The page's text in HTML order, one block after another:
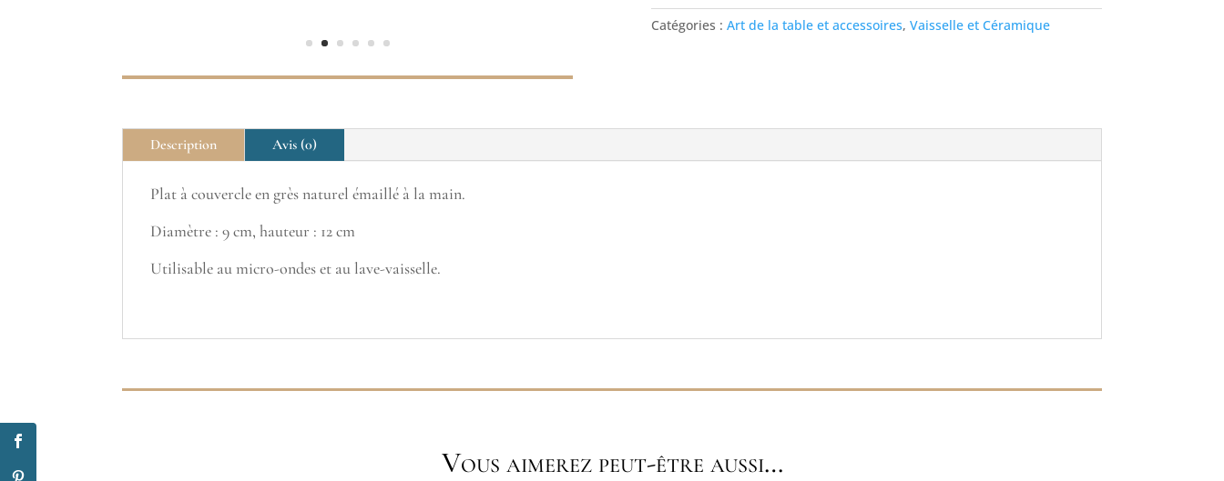
couvercle
Limone
Catégories : Art de la table et accessoires, Vaisselle et Céramique
Description Avis (0)
Plat à couvercle en grès naturel émaillé à la main.
Diamètre : 9 cm, hauteur : 12 cm
Utilisable au micro-ondes et au lave-vaisselle.
Vous aimerez peut-être aussi…